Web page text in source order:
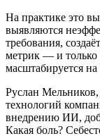
На практике это
выявляются
требования,
метрик — и только
масштабируется
Руслан
технологий
внедрению ИИ,
Какая боль?